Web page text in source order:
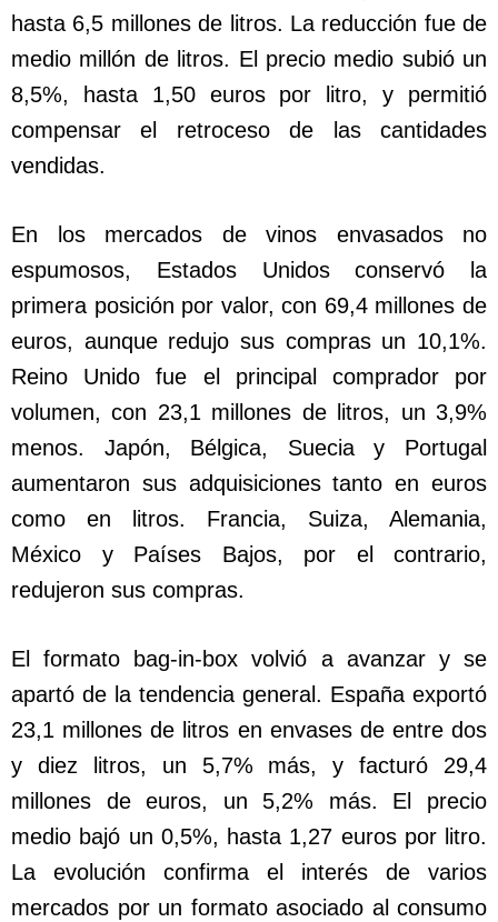
hasta 6,5 millones de litros. La reducción fue de
medio millón de litros. El precio medio subió un
8,5%, hasta 1,50 euros por litro, y permitió
compensar el retroceso de las cantidades
vendidas.
En los mercados de vinos envasados no
espumosos, Estados Unidos conservó la
primera posición por valor, con 69,4 millones de
euros, aunque redujo sus compras un 10,1%.
Reino Unido fue el principal comprador por
volumen, con 23,1 millones de litros, un 3,9%
menos. Japón, Bélgica, Suecia y Portugal
aumentaron sus adquisiciones tanto en euros
como en litros. Francia, Suiza, Alemania,
México y Países Bajos, por el contrario,
redujeron sus compras.
El formato bag-in-box volvió a avanzar y se
apartó de la tendencia general. España exportó
23,1 millones de litros en envases de entre dos
y diez litros, un 5,7% más, y facturó 29,4
millones de euros, un 5,2% más. El precio
medio bajó un 0,5%, hasta 1,27 euros por litro.
La evolución confirma el interés de varios
mercados por un formato asociado al consumo